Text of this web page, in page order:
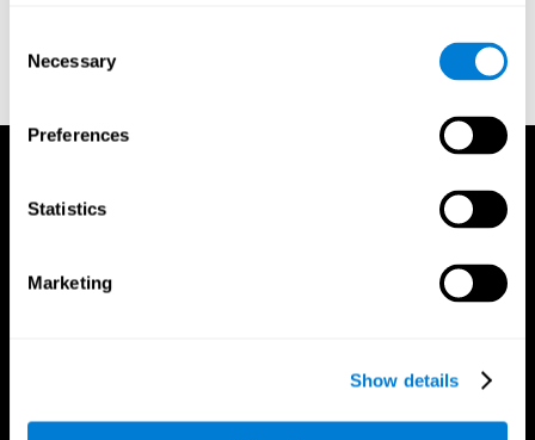
Selection
Necessary
Preferences
Statistics
Marketing
Show details
aided psychological diagnosis. JOPED, 2002, 5 (1), 41–50.